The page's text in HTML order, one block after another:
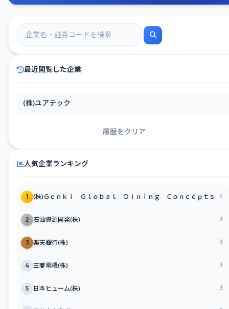
最近閲覧した企業
(株)ユアテック
履歴をクリア
人気企業ランキング
1 (株)Ｇｅｎｋｉ Ｇｌｏｂａｌ Ｄｉｎｉｎｇ Ｃｏｎｃｅｐｔｓ 4
2 石油資源開発(株) 3
3 楽天銀行(株) 3
4 三菱電機(株) 3
5 日本ヒューム(株) 3